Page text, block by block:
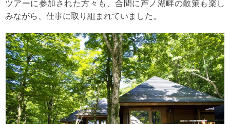
ツアーに参加された方々も、合間に芦ノ湖畔の散策も楽し
みながら、仕事に取り組まれていました。